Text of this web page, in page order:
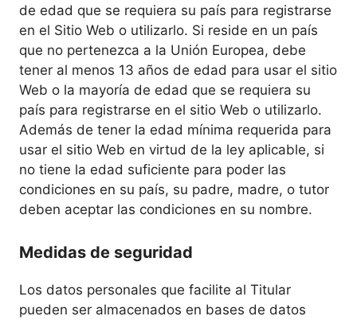
de edad que se requiera su país para registrarse
en el Sitio Web o utilizarlo. Si reside en un país
que no pertenezca a la Unión Europea, debe
tener al menos 13 años de edad para usar el sitio
Web o la mayoría de edad que se requiera su
país para registrarse en el sitio Web o utilizarlo.
Además de tener la edad mínima requerida para
usar el sitio Web en virtud de la ley aplicable, si
no tiene la edad suficiente para poder las
condiciones en su país, su padre, madre, o tutor
deben aceptar las condiciones en su nombre.
Medidas de seguridad
Los datos personales que facilite al Titular
pueden ser almacenados en bases de datos